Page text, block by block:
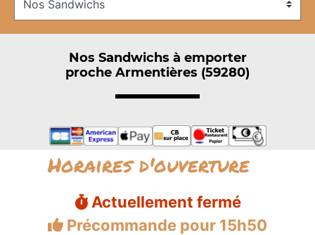
Nos Sandwichs à emporter
proche Armentières (59280)
Horaires d'ouverture
Actuellement fermé
Précommande pour 15h50